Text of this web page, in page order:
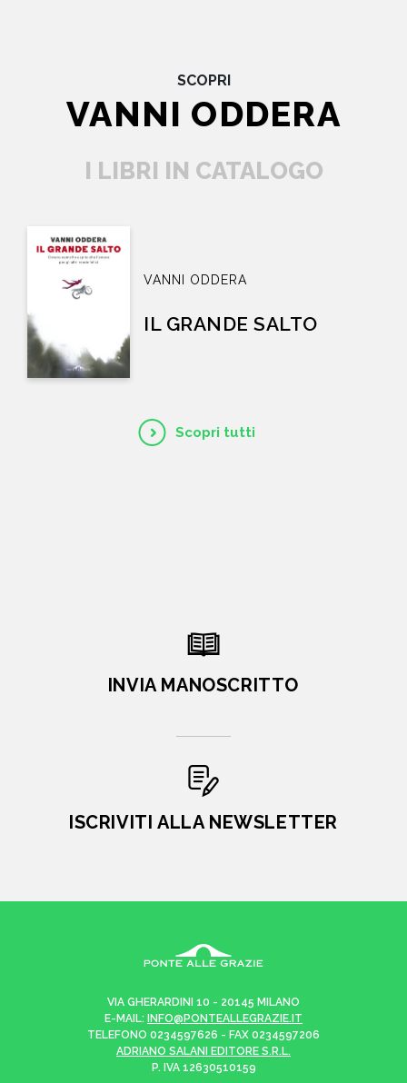
SCOPRI
VANNI ODDERA
I LIBRI IN CATALOGO
Scopri tutti
VANNI ODDERA
IL GRANDE SALTO
INVIA MANOSCRITTO
ISCRIVITI ALLA NEWSLETTER
VIA GHERARDINI 10 - 20145 MILANO
E-MAIL: INFO@PONTEALLEGRAZIE.IT
TELEFONO 0234597626 - FAX 0234597206
ADRIANO SALANI EDITORE S.R.L.
P. IVA 12630510159